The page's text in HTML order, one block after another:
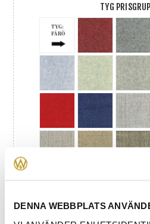
DENNA WEBBPLATS
TYG